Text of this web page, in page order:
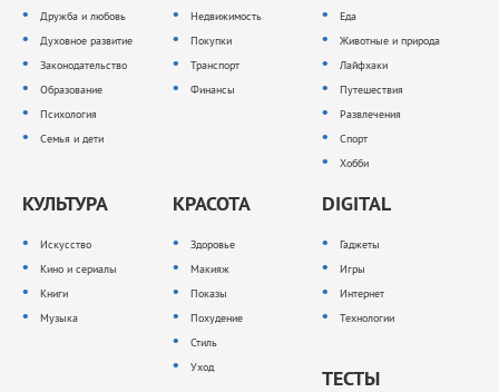
Дружба и любовь
Духовное развитие
Законодательство
Образование
Психология
Семья и дети
Недвижимость
Покупки
Транспорт
Финансы
Еда
Животные и природа
Лайфхаки
Путешествия
Развлечения
Спорт
Хобби
КУЛЬТУРА
Искусство
Кино и сериалы
Книги
Музыка
КРАСОТА
Здоровье
Макияж
Показы
Похудение
Стиль
Уход
DIGITAL
Гаджеты
Игры
Интернет
Технологии
ТЕСТЫ